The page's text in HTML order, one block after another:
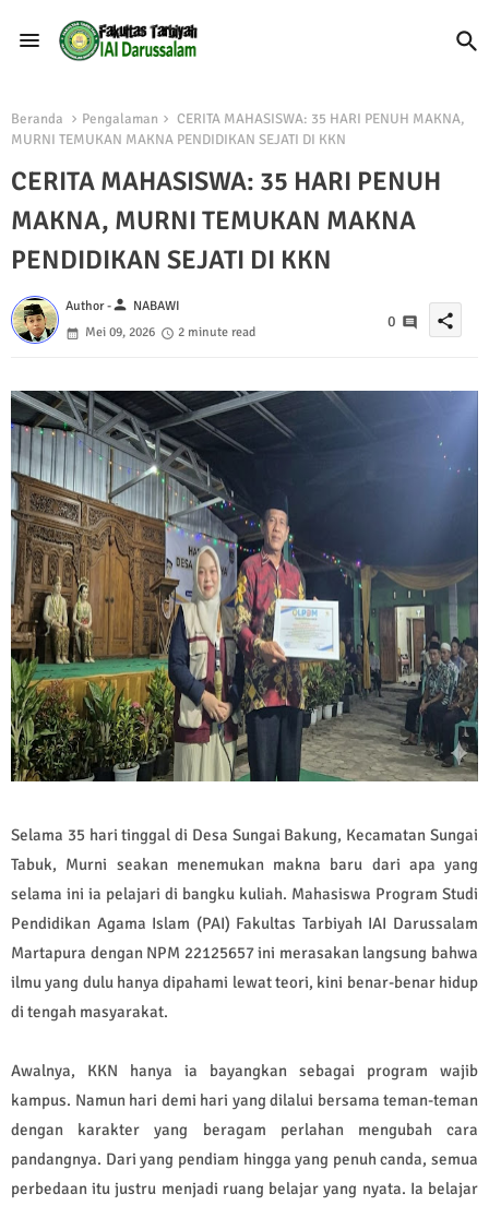
Beranda Pengalaman
CERITA MAHASISWA: 35 HARI PENUH MAKNA,
MURNI TEMUKAN MAKNA PENDIDIKAN SEJATI DI KKN
CERITA MAHASISWA: 35 HARI PENUH
MAKNA, MURNI TEMUKAN MAKNA
PENDIDIKAN SEJATI DI KKN
Author -person NABAWI
Mei 09, 2026
2 minute read
0 share
Selama 35 hari tinggal di Desa Sungai Bakung, Kecamatan Sungai
Tabuk, Murni seakan menemukan makna baru dari apa yang
selama ini ia pelajari di bangku kuliah. Mahasiswa Program Studi
Pendidikan Agama Islam (PAI) Fakultas Tarbiyah IAI Darussalam
Martapura dengan NPM 22125657 ini merasakan langsung bahwa
ilmu yang dulu hanya dipahami lewat teori, kini benar-benar hidup
di tengah masyarakat.
Awalnya, KKN hanya ia bayangkan sebagai program wajib
kampus. Namun hari demi hari yang dilalui bersama teman-teman
dengan karakter yang beragam perlahan mengubah cara
pandangnya. Dari yang pendiam hingga yang penuh canda, semua
perbedaan itu justru menjadi ruang belajar yang nyata. Ia belajar